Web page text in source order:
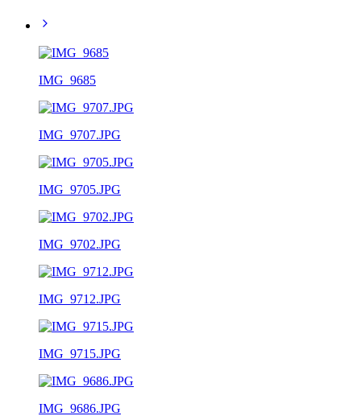
IMG_9685
IMG_9707.JPG
IMG_9705.JPG
IMG_9702.JPG
IMG_9712.JPG
IMG_9715.JPG
IMG_9686.JPG